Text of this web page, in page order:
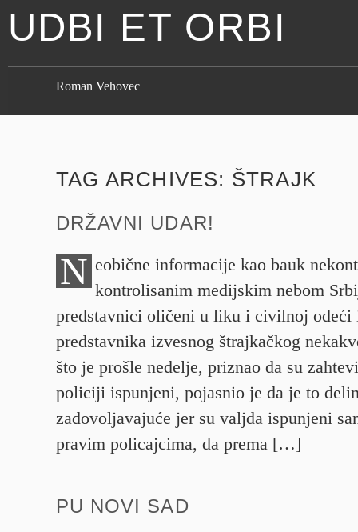
UDBI ET ORBI
Roman Vehovec
TAG ARCHIVES: ŠTRAJK
DRŽAVNI UDAR!
N eobične informacije kao bauk
kontrolisanim medijskim nebom
predstavnici oličeni u liku i civilnoj odeći
predstavnika izvesnog štrajkačkog
što je prošle nedelje, priznao da su
policiji ispunjeni, pojasnio je da je to
zadovoljavajuće jer su valjda ispunjeni
pravim policajcima, da prema […]
PU NOVI SAD